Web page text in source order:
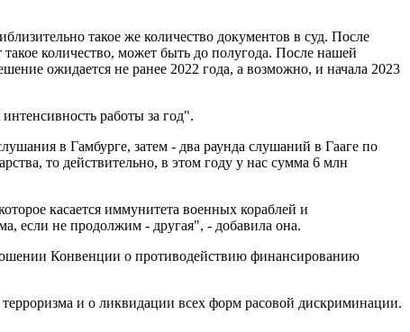
такое же количество документов в суд. После
количество, может быть до полугода. После нашей
ожидается не ранее 2022 года, а возможно, и начала 2023
работы за год".
в Гамбурге, затем - два раунда слушаний в Гааге по
то действительно, в этом году у нас сумма 6 млн
касается иммунитета военных кораблей и
если не продолжим - другая", - добавила она.
Конвенции о противодействию финансированию
и о ликвидации всех форм расовой дискриминации.